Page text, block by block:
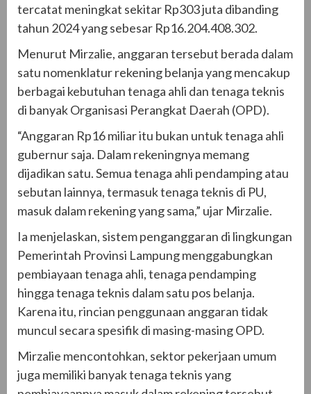
tercatat meningkat sekitar Rp303 juta dibanding
tahun 2024 yang sebesar Rp16.204.408.302.
Menurut Mirzalie, anggaran tersebut berada dalam
satu nomenklatur rekening belanja yang mencakup
berbagai kebutuhan tenaga ahli dan tenaga teknis
di banyak Organisasi Perangkat Daerah (OPD).
“Anggaran Rp16 miliar itu bukan untuk tenaga ahli
gubernur saja. Dalam rekeningnya memang
dijadikan satu. Semua tenaga ahli pendamping atau
sebutan lainnya, termasuk tenaga teknis di PU,
masuk dalam rekening yang sama,” ujar Mirzalie.
Ia menjelaskan, sistem penganggaran di lingkungan
Pemerintah Provinsi Lampung menggabungkan
pembiayaan tenaga ahli, tenaga pendamping
hingga tenaga teknis dalam satu pos belanja.
Karena itu, rincian penggunaan anggaran tidak
muncul secara spesifik di masing-masing OPD.
Mirzalie mencontohkan, sektor pekerjaan umum
juga memiliki banyak tenaga teknis yang